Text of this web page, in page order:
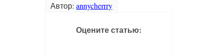
Автор: annycherrry
Оцените статью: